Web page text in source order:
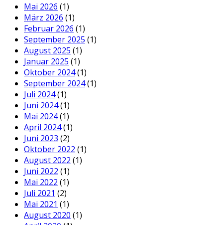
Mai 2026 (1)
März 2026 (1)
Februar 2026 (1)
September 2025 (1)
August 2025 (1)
Januar 2025 (1)
Oktober 2024(1)
September 2024(1)
Juli 2024(1)
Juni 2024(1)
Mai 2024(1)
April 2024(1)
Juni 2023 (2)
Oktober 2022 (1)
August 2022 (1)
Juni 2022 (1)
Mai 2022 (1)
Juli 2021 (2)
Mai 2021 (1)
August 2020 (1)